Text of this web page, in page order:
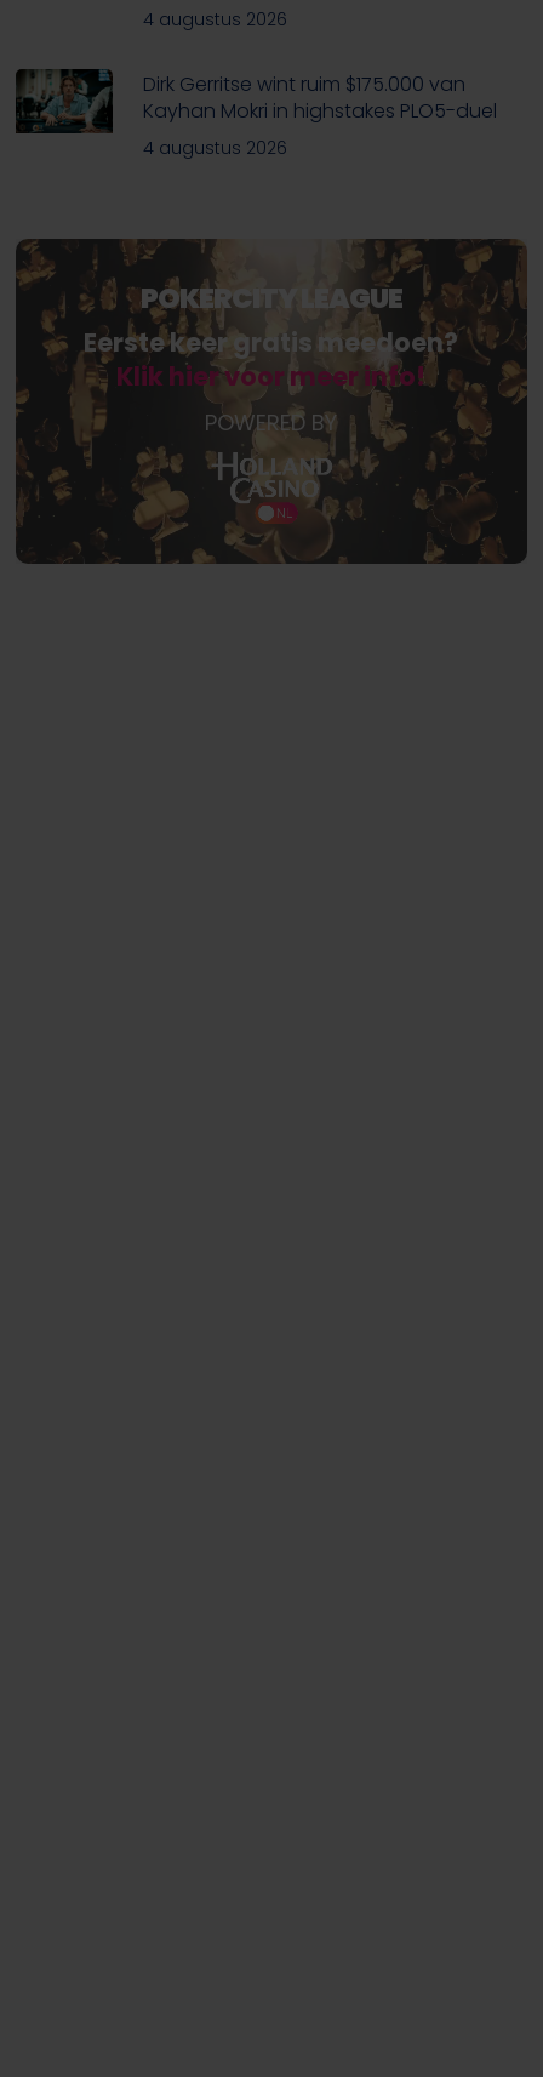
4 augustus 2026
Dirk Gerritse wint ruim $175.000 van
Kayhan Mokri in highstakes PLO5-duel
4 augustus 2026
POKERCITY LEAGUE
Eerste keer gratis meedoen?
Klik hier voor meer info!
POWERED BY